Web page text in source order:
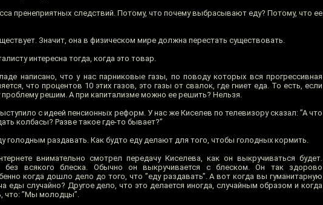
пренеприятных следствий. Потому, что почему выбрасывают еду? Потому, что ее
Значит, она в физическом мире должна перестать существовать.
интересна тогда, когда это товар.
написано, что у нас парниковые газы, по поводу которых вся прогрессивная
что процентов 10 этих газов, это газы от свалок, где гниет еда. То есть, если
проблему решим. А при капитализме можно ее решить? Нельзя.
с идеей пенсионных реформ. У нас же Киселев по телевизору сказал: ”А что
колбасы? Разве такое где-то бывает?”
голодным раздавать. Как будто еду делают для того, чтобы голодных кормить.
внимательно смотрел передачу Киселева, как он выкручиваться будет.
без всякого блеска. Обычно он выкручивается с блеском. Он так здорово
когда дошло дело до того, что ”еду раздавать”. А вот когда вы гуманитарную
еды случайно? Другое дело, что это делается иногда, случайным образом и когда
что: ”Мы молодцы”.